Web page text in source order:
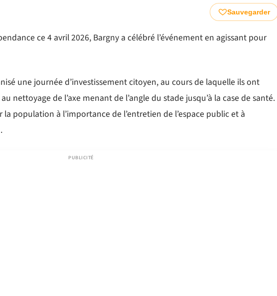
Sauvegarder
ce 4 avril 2026, Bargny a célébré l’événement en agissant pour
une journée d’investissement citoyen, au cours de laquelle ils ont
nettoyage de l’axe menant de l’angle du stade jusqu’à la case de santé.
population à l’importance de l’entretien de l’espace public et à